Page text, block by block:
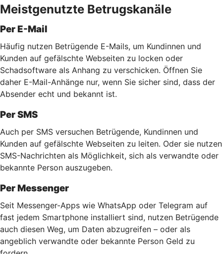
Meistgenutzte Betrugskanäle
Per E-Mail
Häufig nutzen Betrügende E-Mails, um Kundinnen und
Kunden auf gefälschte Webseiten zu locken oder
Schadsoftware als Anhang zu verschicken. Öffnen Sie
daher E-Mail-Anhänge nur, wenn Sie sicher sind, dass der
Absender echt und bekannt ist.
Per SMS
Auch per SMS versuchen Betrügende, Kundinnen und
Kunden auf gefälschte Webseiten zu leiten. Oder sie nutzen
SMS-Nachrichten als Möglichkeit, sich als verwandte oder
bekannte Person auszugeben.
Per Messenger
Seit Messenger-Apps wie WhatsApp oder Telegram auf
fast jedem Smartphone installiert sind, nutzen Betrügende
auch diesen Weg, um Daten abzugreifen – oder als
angeblich verwandte oder bekannte Person Geld zu